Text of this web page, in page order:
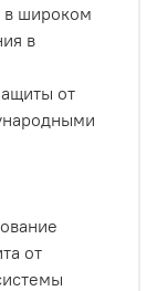
в широком
в
от
от